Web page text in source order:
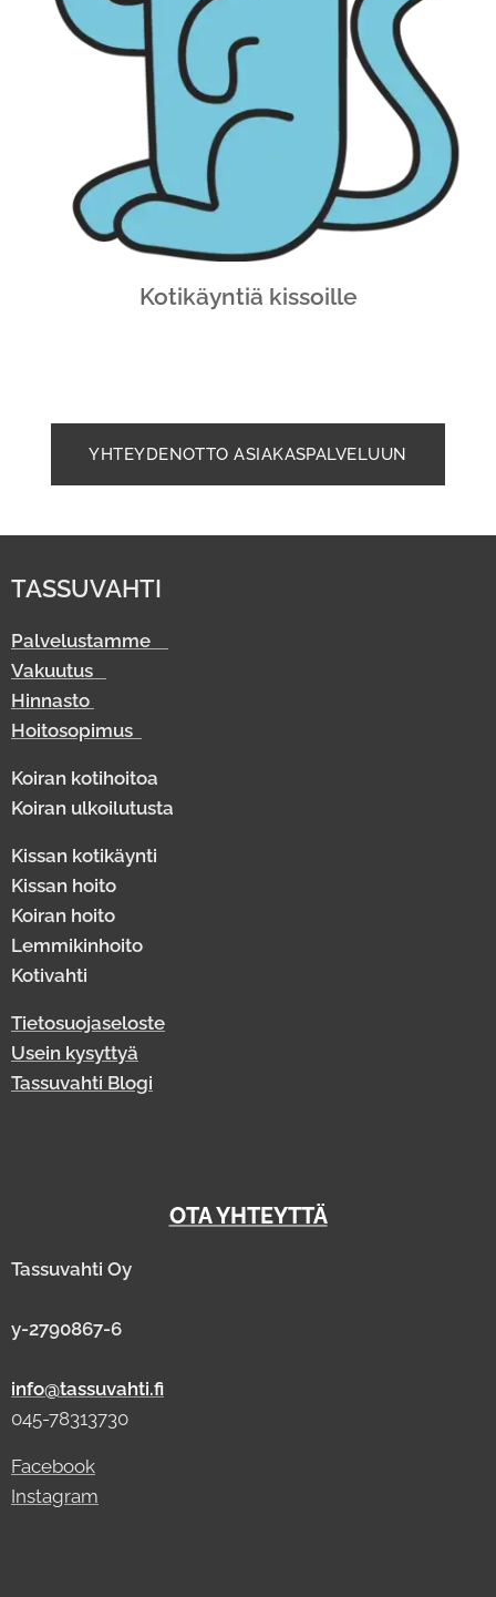
Kotikäyntiä kissoille
YHTEYDENOTTO ASIAKASPALVELUUN
TASSUVAHTI
Palvelustamme
Vakuutus
Hinnasto
Hoitosopimus
Koiran kotihoitoa
Koiran ulkoilutusta
Kissan kotikäynti
Kissan hoito
Koiran hoito
Lemmikinhoito
Kotivahti
Tietosuojaseloste
Usein kysyttyä
Tassuvahti Blogi
OTA YHTEYTTÄ
Tassuvahti Oy
y-2790867-6
info@tassuvahti.fi
045-78313730
Facebook
Instagram